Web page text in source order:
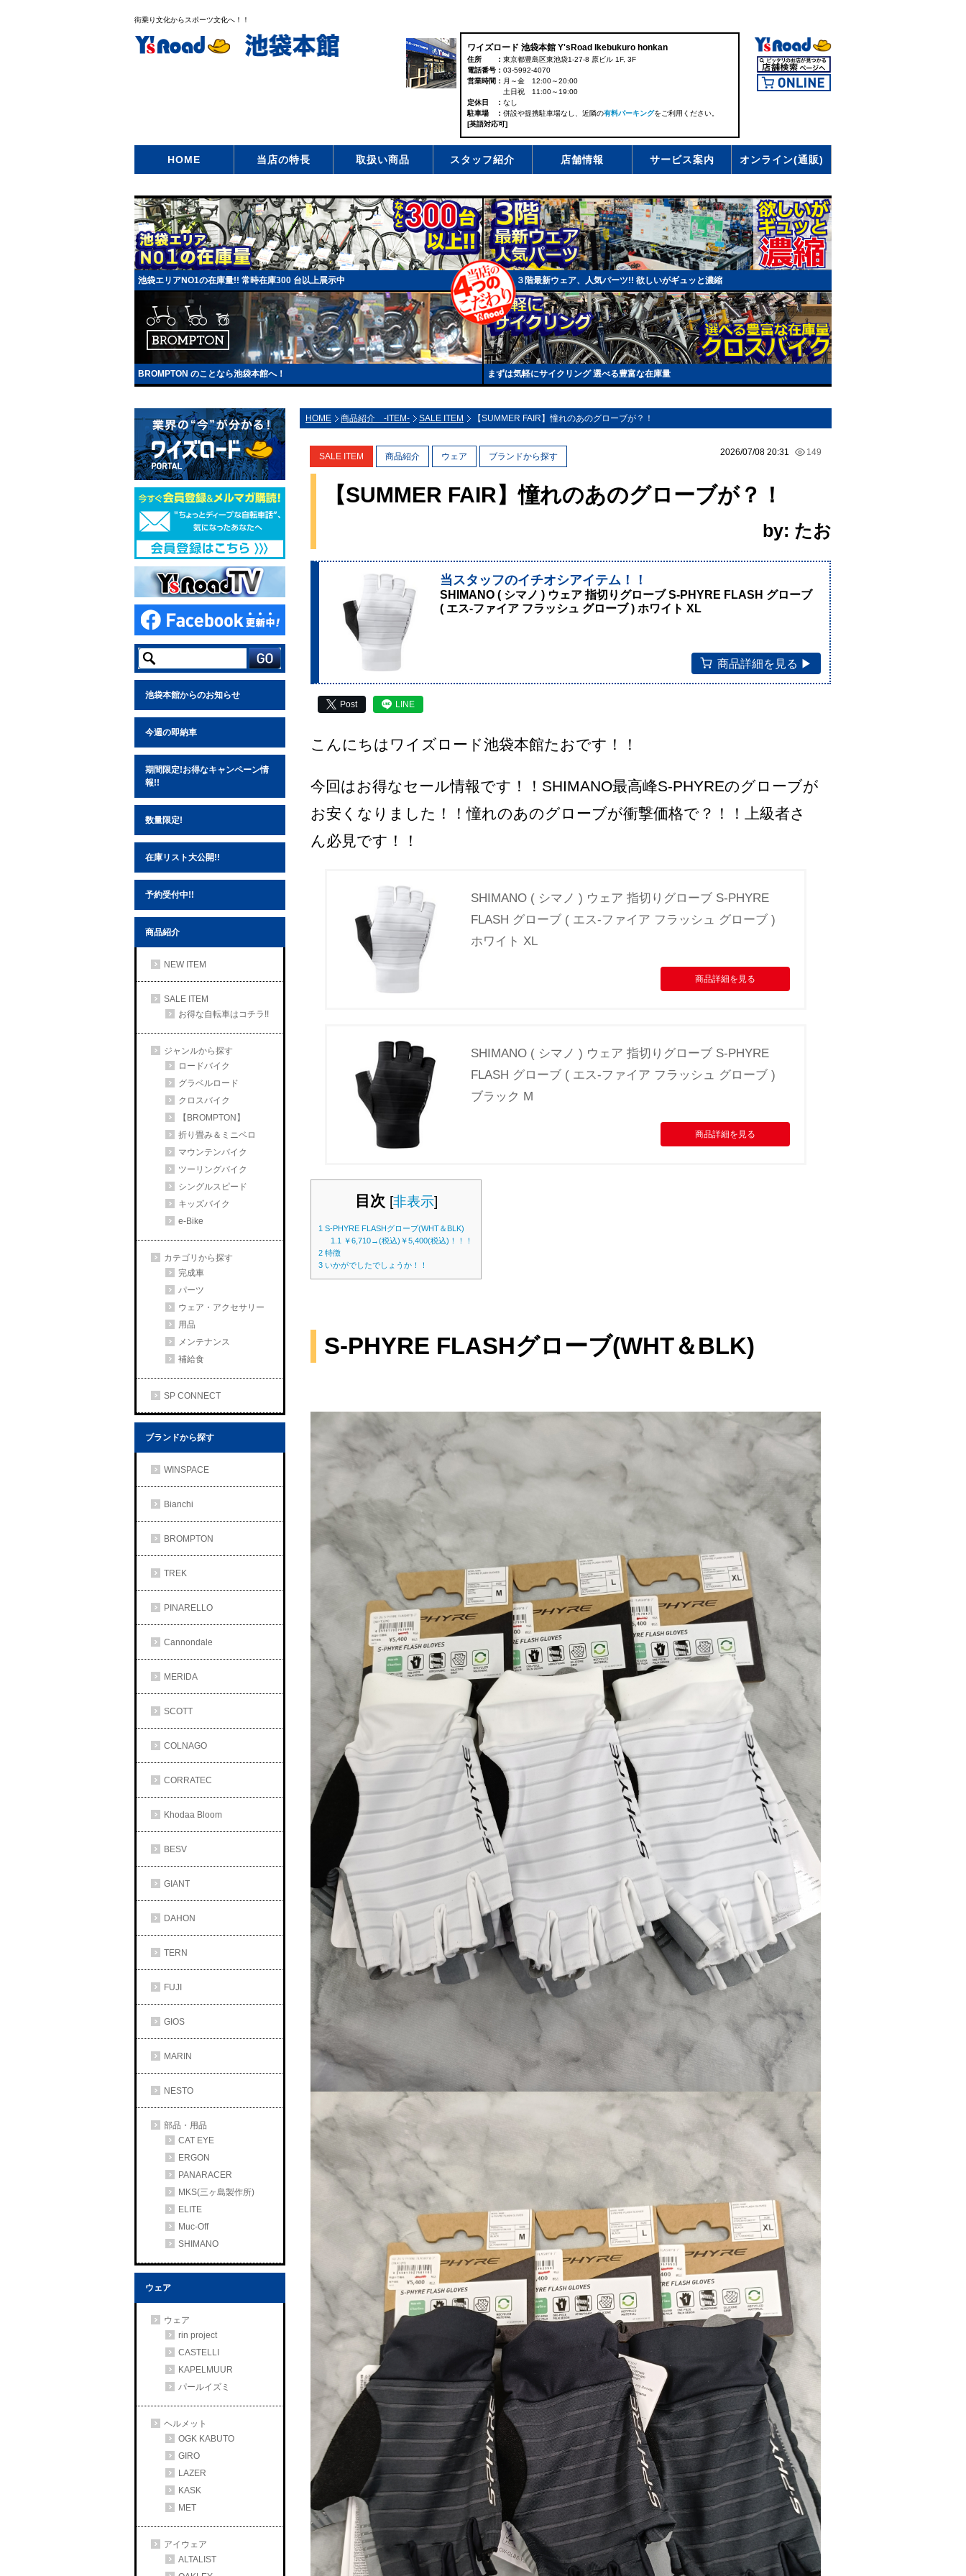
街乗り文化からスポーツ文化へ！！
ワイズロード 池袋本館 Y'sRoad Ikebukuro honkan
住所
東京都豊島区東池袋1-27-8 原ビル 1F, 3F
電話番号
03-5992-4070
営業時間
月～金 12:00～20:00
土日祝 11:00～19:00
定休日
なし
駐車場
併設や提携駐車場なし、近隣の有料パーキングをご利用ください。
[英語対応可]
HOME 当店の特長 取扱い商品 スタッフ紹介 店舗情報 サービス案内 オンライン(通販)
池袋エリアNO1の在庫量!! 常時在庫300 台以上展示中 ３階最新ウェア、人気パーツ!! 欲しいがギュッと濃縮
BROMPTON のことなら池袋本館へ！ まずは気軽にサイクリング 選べる豊富な在庫量
池袋本館からのお知らせ
今週の即納車
期間限定!お得なキャンペーン情
報!!
数量限定!
在庫リスト大公開!!
予約受付中!!
商品紹介
NEW ITEM
SALE ITEM
お得な自転車はコチラ!!
ジャンルから探す
ロードバイク
グラベルロード
クロスバイク
【BROMPTON】
折り畳み＆ミニベロ
マウンテンバイク
ツーリングバイク
シングルスピード
キッズバイク
e-Bike
カテゴリから探す
完成車
パーツ
ウェア・アクセサリー
用品
メンテナンス
補給食
SP CONNECT
ブランドから探す
WINSPACE
Bianchi
BROMPTON
TREK
PINARELLO
Cannondale
MERIDA
SCOTT
COLNAGO
CORRATEC
Khodaa Bloom
BESV
GIANT
DAHON
TERN
FUJI
GIOS
MARIN
NESTO
部品・用品
CAT EYE
ERGON
PANARACER
MKS(三ヶ島製作所)
ELITE
Muc-Off
SHIMANO
ウェア
ウェア
rin project
CASTELLI
KAPELMUUR
パールイズミ
ヘルメット
OGK KABUTO
GIRO
LAZER
KASK
MET
アイウェア
ALTALIST
HOME 商品紹介 -ITEM- SALE ITEM 【SUMMER FAIR】憧れのあのグローブが？！
2026/07/08 20:31 149
SALE ITEM 商品紹介 ウェア ブランドから探す
【SUMMER FAIR】憧れのあのグローブが？！
by: たお
当スタッフのイチオシアイテム！！
SHIMANO ( シマノ ) ウェア 指切りグローブ S-PHYRE FLASH グローブ
( エス-ファイア フラッシュ グローブ ) ホワイト XL
商品詳細を見る ▶︎
Post LINE
こんにちはワイズロード池袋本館たおです！！
今回はお得なセール情報です！！SHIMANO最高峰S-PHYREのグローブが
お安くなりました！！憧れのあのグローブが衝撃価格で？！！上級者さ
ん必見です！！
SHIMANO ( シマノ ) ウェア 指切りグローブ S-PHYRE
FLASH グローブ ( エス-ファイア フラッシュ グローブ )
ホワイト XL
商品詳細を見る
SHIMANO ( シマノ ) ウェア 指切りグローブ S-PHYRE
FLASH グローブ ( エス-ファイア フラッシュ グローブ )
ブラック M
商品詳細を見る
目次 [非表示]
1 S-PHYRE FLASHグローブ(WHT＆BLK)
1.1 ￥6,710→(税込)￥5,400(税込)！！！
2 特徴
3 いかがでしたでしょうか！！
S-PHYRE FLASHグローブ(WHT＆BLK)